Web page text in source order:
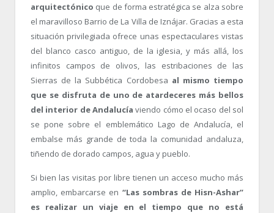
arquitectónico que de forma estratégica se alza sobre
el maravilloso Barrio de La Villa de Iznájar. Gracias a esta
situación privilegiada ofrece unas espectaculares vistas
del blanco casco antiguo, de la iglesia, y más allá, los
infinitos campos de olivos, las estribaciones de las
Sierras de la Subbética Cordobesa al mismo tiempo
que se disfruta de uno de atardeceres más bellos
del interior de Andalucía viendo cómo el ocaso del sol
se pone sobre el emblemático Lago de Andalucía, el
embalse más grande de toda la comunidad andaluza,
tiñendo de dorado campos, agua y pueblo.
Si bien las visitas por libre tienen un acceso mucho más
amplio, embarcarse en “Las sombras de Hisn-Ashar”
es realizar un viaje en el tiempo que no está